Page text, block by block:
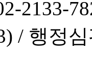
2133-
/ 행정심